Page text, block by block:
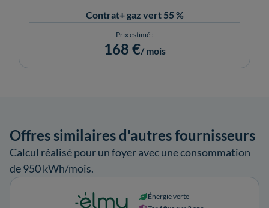
Contrat+ gaz vert 55 %
Prix estimé :
168 €/ mois
Offres similaires d'autres fournisseurs
Calcul réalisé pour un foyer avec une consommation
de 950 kWh/mois.
Énergie verte